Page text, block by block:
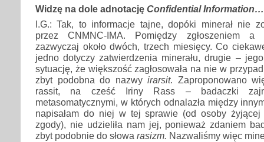
Widzę na dole adnotację Confidential Information…
I.G.: Tak, to informacje tajne, dopóki minerał nie
przez CNMNC-IMA. Pomiędzy zgłoszeniem a
zazwyczaj około dwóch, trzech miesięcy. Co
jedno dotyczy zatwierdzenia minerału, drugie –
sytuację, że większość zagłosowała na nie w
zbyt podobna do nazwy irarsit. Zaproponowano
rassit, na cześć Iriny Rass – badaczki
metasomatycznymi, w których odnalazła między
napisałam do niej w tej sprawie (od osoby żyjącej
zgody), nie udzieliła nam jej, ponieważ zdaniem
zbyt podobnie do słowa rasizm. Nazwaliśmy więc